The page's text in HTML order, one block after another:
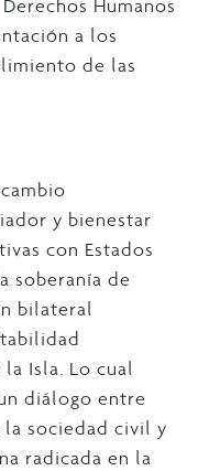
Humanos
a los
de las
y bienestar
con Estados
soberanía de
bilateral
Isla. Lo cual
diálogo entre
la sociedad civil y
radicada en la